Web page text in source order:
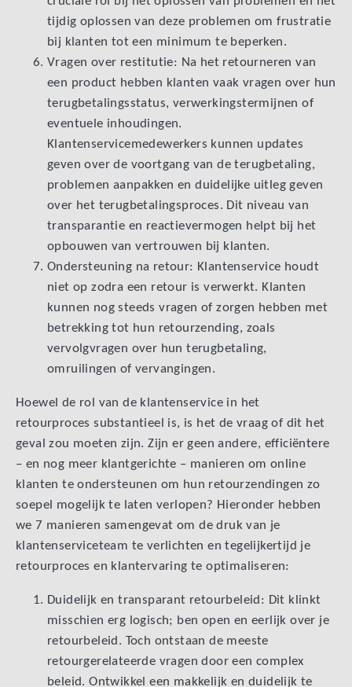
tijdig oplossen van deze problemen om frustratie
bij klanten tot een minimum te beperken.
Vragen over restitutie: Na het retourneren van
een product hebben klanten vaak vragen over hun
terugbetalingsstatus, verwerkingstermijnen of
eventuele inhoudingen.
Klantenservicemedewerkers kunnen updates
geven over de voortgang van de terugbetaling,
problemen aanpakken en duidelijke uitleg geven
over het terugbetalingsproces. Dit niveau van
transparantie en reactievermogen helpt bij het
opbouwen van vertrouwen bij klanten.
Ondersteuning na retour: Klantenservice houdt
niet op zodra een retour is verwerkt. Klanten
kunnen nog steeds vragen of zorgen hebben met
betrekking tot hun retourzending, zoals
vervolgvragen over hun terugbetaling,
omruilingen of vervangingen.
Hoewel de rol van de klantenservice in het
retourproces substantieel is, is het de vraag of dit het
geval zou moeten zijn. Zijn er geen andere, efficiëntere
– en nog meer klantgerichte – manieren om online
klanten te ondersteunen om hun retourzendingen zo
soepel mogelijk te laten verlopen? Hieronder hebben
we 7 manieren samengevat om de druk van je
klantenserviceteam te verlichten en tegelijkertijd je
retourproces en klantervaring te optimaliseren:
Duidelijk en transparant retourbeleid: Dit klinkt
misschien erg logisch; ben open en eerlijk over je
retourbeleid. Toch ontstaan de meeste
retourgerelateerde vragen door een complex
beleid. Ontwikkel een makkelijk en duidelijk te